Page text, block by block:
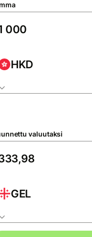
HKD
valuutaksi
GEL